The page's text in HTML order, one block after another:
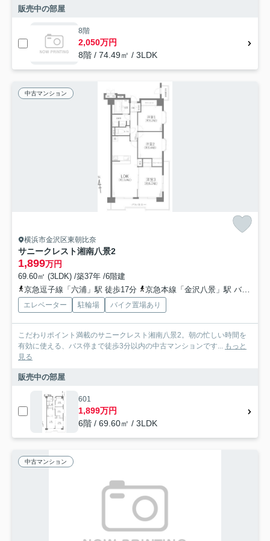
販売中の部屋
8階
2,050万円
8階 / 74.49㎡ / 3LDK
中古マンション
横浜市金沢区東朝比奈
サニークレスト湘南八景2
1,899万円
69.60㎡ (3LDK) /築37年 /6階建
京急逗子線「六浦」駅 徒歩17分
京急本線「金沢八景」駅 バス15分 「三信センター」 停歩1分
エレベーター 駐輪場 バイク置場あり
こだわりポイント満載のサニークレスト湘南八景2。朝の忙しい時間を
有効に使える、バス停まで徒歩3分以内の中古マンションです...
もっと
見る
販売中の部屋
601
1,899万円
6階 / 69.60㎡ / 3LDK
中古マンション